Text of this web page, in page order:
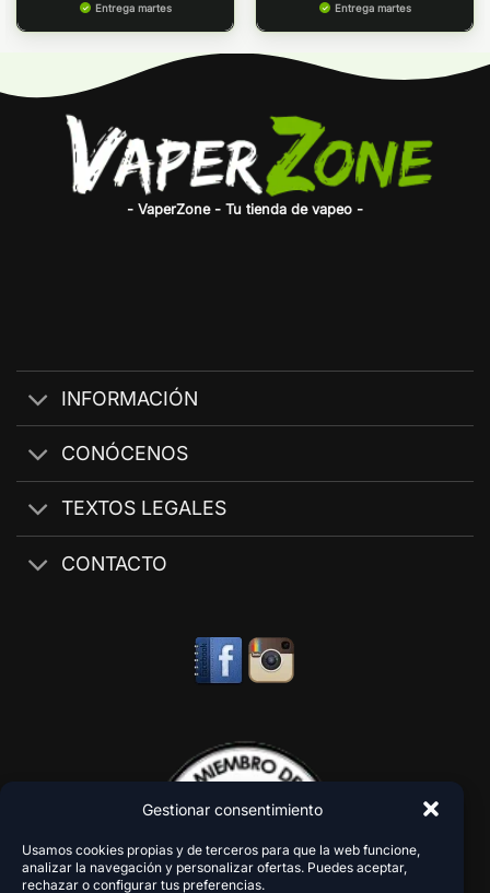
Gestionar consentimiento
Usamos cookies propias y de terceros para que la web funcione,
analizar la navegación y personalizar ofertas. Puedes aceptar,
rechazar o configurar tus preferencias.
Entrega martes Entrega martes
- VaperZone - Tu tienda de vapeo -
INFORMACIÓN
CONÓCENOS
TEXTOS LEGALES
CONTACTO